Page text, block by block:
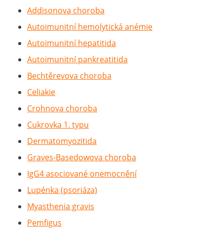
Addisonova choroba
Autoimunitní hemolytická anémie
Autoimunitní hepatitida
Autoimunitní pankreatitida
Bechtěrevova choroba
Celiakie
Crohnova choroba
Cukrovka 1. typu
Dermatomyozitida
Graves-Basedowova choroba
IgG4 asociované onemocnění
Lupénka (psoriáza)
Myasthenia gravis
Pemfigus